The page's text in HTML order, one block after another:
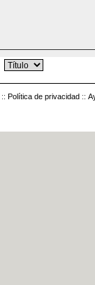
:: Política de privacidad ::